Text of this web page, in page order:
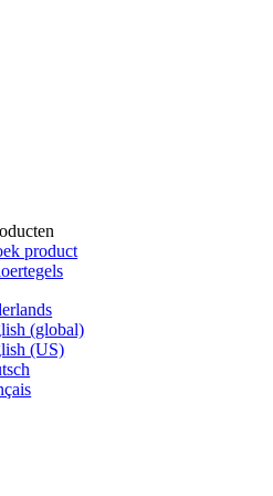
(global)
(US)
product